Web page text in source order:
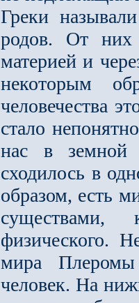
Греки
родов. От них
материей и
некоторым
человечества
стало
нас в земной
сходилось в
образом, есть
физического.
мира
человек. На